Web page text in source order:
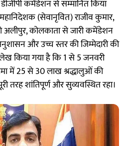
कमेंडेशन से सम्मानित किया
(सेवानृवित) राजीव कुमार,
कोलकाता से जारी कमेंडेशन
और उच्च स्तर की जिम्मेदारी की
किया गया है कि 1 से 5 जनवरी
में 25 से 30 लाख श्रद्धालुओं की
तरह शांतिपूर्ण और सुव्यवस्थित रहा।